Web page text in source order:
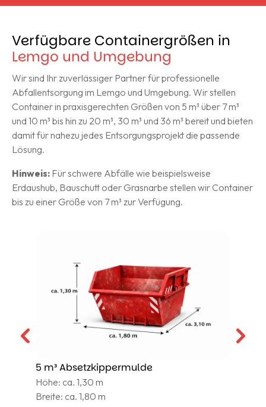
Verfügbare Containergrößen in
Lemgo und Umgebung
Wir sind Ihr zuverlässiger Partner für professionelle
Abfallentsorgung im Lemgo und Umgebung. Wir stellen
Container in praxisgerechten Größen von 5 m³ über 7 m³
und 10 m³ bis hin zu 20 m³, 30 m³ und 36 m³ bereit und bieten
damit für nahezu jedes Entsorgungsprojekt die passende
Lösung.
Hinweis: Für schwere Abfälle wie beispielsweise
Erdaushub, Bauschutt oder Grasnarbe stellen wir Container
bis zu einer Größe von 7 m³ zur Verfügung.
5 m³ Absetzkippermulde
Höhe: ca. 1,30 m
Breite: ca. 1,80 m